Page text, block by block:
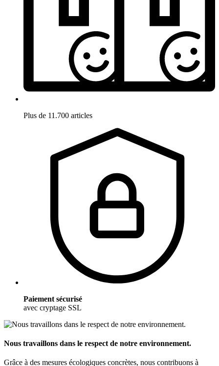
Plus de 11.700 articles
Paiement sécurisé
avec cryptage SSL
Nous travaillons dans le respect de notre environnement.
Grâce à des mesures écologiques concrètes, nous contribuons à